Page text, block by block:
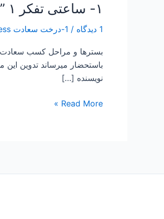
۱- ساعتی تفکر ۱ ” مقاله درخت سعادت”
1 دیدگاه / 1-درخت سعادت Tree of happiness
بسترها و مراحل كسب سعادت
نویسنده […]
Read More »